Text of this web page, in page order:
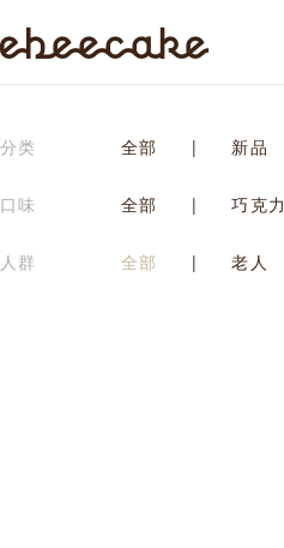
分类 全部 | 新品
口味 全部 | 巧克力
人群 全部 | 老人